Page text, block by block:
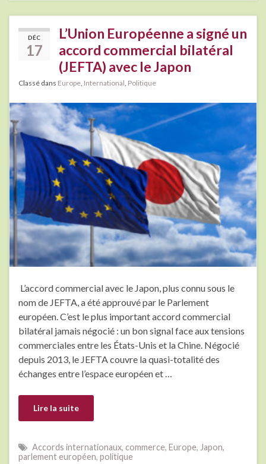
DÉC
17
L’Union Européenne a signé un
accord commercial bilatéral
(JEFTA) avec le Japon
Classé dans Europe, International, Politique
L’accord commercial avec le Japon, plus connu sous le
nom de JEFTA, a été approuvé par le Parlement
européen. C’est le plus important accord commercial
bilatéral jamais négocié : un bon signal face aux tensions
commerciales entre les États-Unis et la Chine. Négocié
depuis 2013, le JEFTA couvre la quasi-totalité des
échanges entre l’espace européen et …
Lire la suite
Accords internationaux, commerce, Europe, Japon,
parlement européen, politique